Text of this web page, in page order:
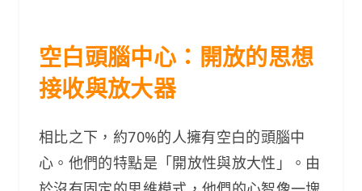
空白頭腦中心：開放的思想
接收與放大器
相比之下，約70%的人擁有空白的頭腦中
心。他們的特點是「開放性與放大性」。由